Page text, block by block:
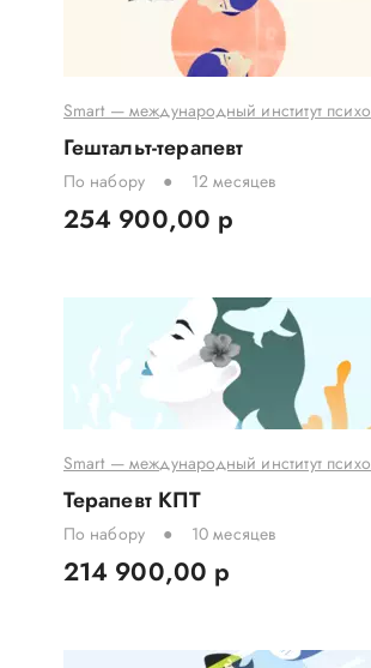
Smart — международный институт
Гештальт-терапевт
По набору 12 месяцев
254 900,00 р
Smart — международный институт
Терапевт КПТ
По набору 10 месяцев
214 900,00 р